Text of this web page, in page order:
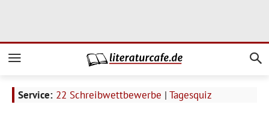
Service: 22 Schreibwettbewerbe | Tagesquiz